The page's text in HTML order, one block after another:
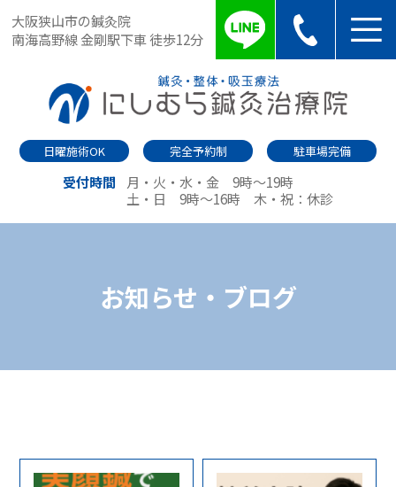
大阪狭山市の鍼灸院
南海高野線 金剛駅下車 徒歩12分
日曜施術OK 完全予約制 駐車場完備
受付時間
月・火・水・金 9時～19時
土・日 9時～16時木・祝：休診
お知らせ・ブログ